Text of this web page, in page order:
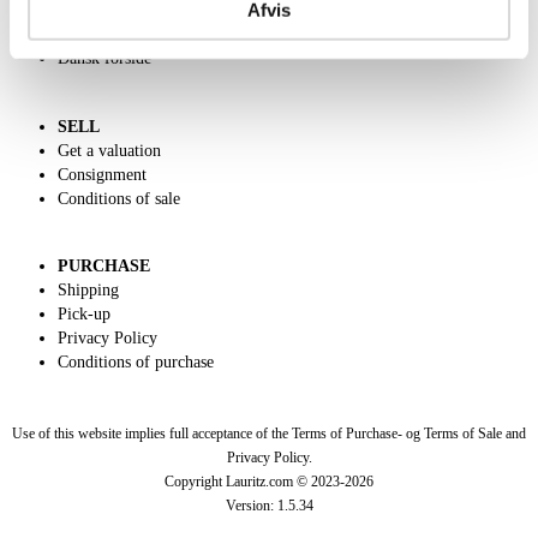
Afvis
Classic Auction
Dansk forside
SELL
Get a valuation
Consignment
Conditions of sale
PURCHASE
Shipping
Pick-up
Privacy Policy
Conditions of purchase
Use of this website implies full acceptance of the Terms of Purchase- og Terms of Sale and
Privacy Policy.
Copyright Lauritz.com © 2023-2026
Version: 1.5.34